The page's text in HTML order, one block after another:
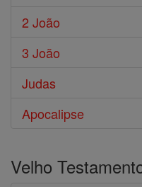
2 João
3 João
Judas
Apocalipse
Velho